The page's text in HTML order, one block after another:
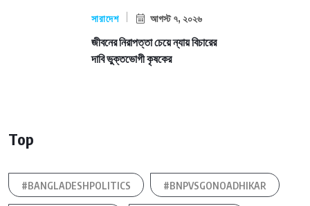
সারাদেশ আগস্ট ৭, ২০২৬
জীবনের নিরাপত্তা চেয়ে ন্যায় বিচারের
দাবি ভুক্তভোগী কৃষকের
Top
#BANGLADESHPOLITICS #BNPVSGONOADHIKAR